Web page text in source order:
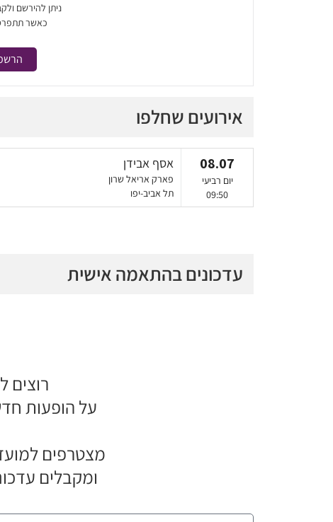
ניתן להירשם
כאשר
אירועים שחלפו
08.07
יום רביעי
09:50
אסף אבידן
פארק אריאל שרון
תל אביב-יפו
עדכונים בהתאמה אישית
רוצים
על הופעות
מצטרפים
ומקבלים